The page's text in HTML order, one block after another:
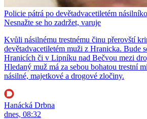
Policie pátrá po devětadvacetiletém
Nesnažte se ho zadržet, varuje
Kvůli násilnému trestnému činu přerovští
devětadvacetiletém muži z Hranicka. Bude
Hranicích či v Lipníku nad Bečvou mezi
Hledaný muž má za sebou bohatou trestní
násilné, majetkové a drogové zločiny.
Hanácká Drbna
dnes, 08:32